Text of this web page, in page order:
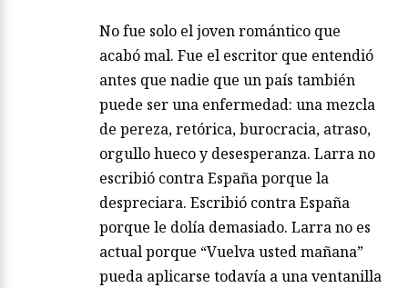
No fue solo el joven romántico que
acabó mal. Fue el escritor que entendió
antes que nadie que un país también
puede ser una enfermedad: una mezcla
de pereza, retórica, burocracia, atraso,
orgullo hueco y desesperanza. Larra no
escribió contra España porque la
despreciara. Escribió contra España
porque le dolía demasiado. Larra no es
actual porque “Vuelva usted mañana”
pueda aplicarse todavía a una ventanilla